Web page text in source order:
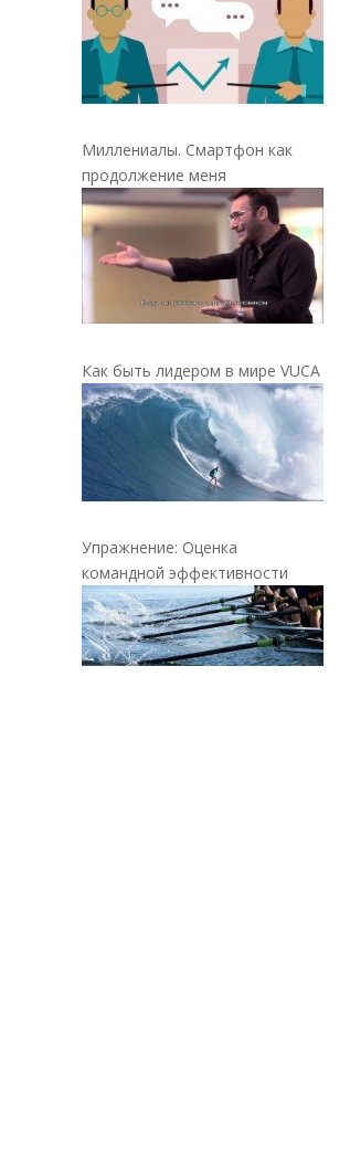
Миллениалы. Смартфон как
продолжение меня
Как быть лидером в мире VUCA
Упражнение: Оценка
командной эффективности